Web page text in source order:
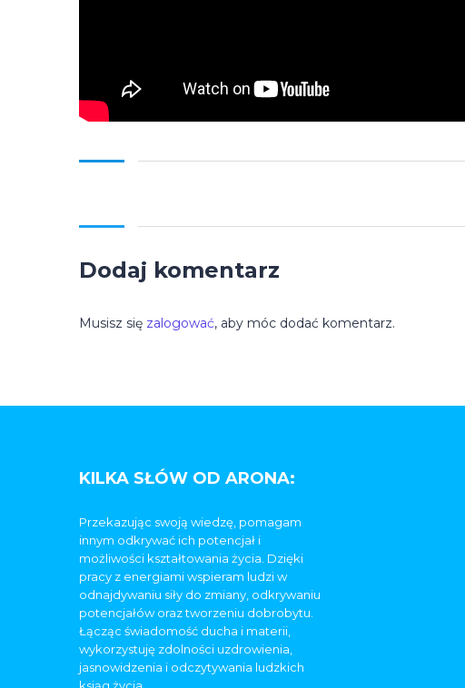
Dodaj komentarz
Musisz się zalogować, aby móc dodać komentarz.
KILKA SŁÓW OD ARONA:
Przekazując swoją wiedzę, pomagam
innym odkrywać ich potencjał i
możliwości kształtowania życia. Dzięki
pracy z energiami wspieram ludzi w
odnajdywaniu siły do zmiany, odkrywaniu
potencjałów oraz tworzeniu dobrobytu.
Łącząc świadomość ducha i materii,
wykorzystuję zdolności uzdrowienia,
jasnowidzenia i odczytywania ludzkich